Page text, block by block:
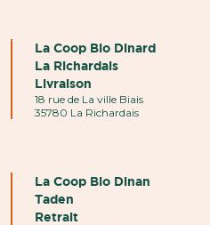
La Coop Bio Dinard
La Richardais
Livraison
18 rue de La ville Biais
35780 La Richardais
La Coop Bio Dinan
Taden
Retrait